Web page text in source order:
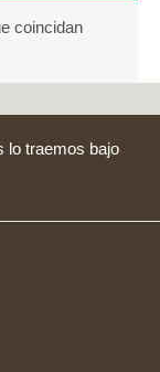
coincidan
lo traemos bajo